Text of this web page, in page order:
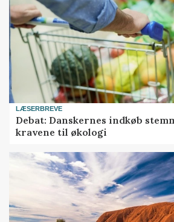
LÆSERBREVE
Debat: Danskernes indkøb
kravene til økologi